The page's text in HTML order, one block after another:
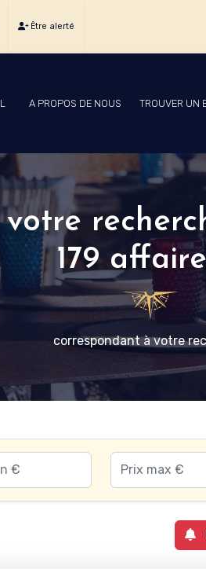
Être alerté
A PROPOS DE NOUS TROUVER UN
179
correspondant à votre